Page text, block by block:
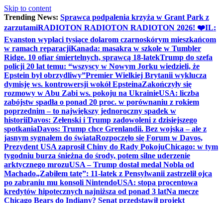
Skip to content
Trending News: Sprawca podpalenia krzyża w Grant Park z
zarzutamiRADIOTON RADIOTON RADIOTON 2026! ❤️IL:
Evanston wypłaci tysiące dolarom czarnoskórym mieszkańcom
w ramach reparacjiKanada: masakra w szkole w Tumbler
Ridge. 10 ofiar śmiertelnych, sprawcą 18-latekTrump do szefa
policji 20 lat temu: “wszyscy w Nowym Jorku wiedzieli, że
Epstein był obrzydliwy”Premier Wielkiej Brytanii wyklucza
dymisję ws. kontrowersji wokół EpsteinaZakończyły się
rozmowy w Abu Zabi ws. pokoju na UkrainieUSA: liczba
zabójstw spadła o ponad 20 proc. w porównaniu z rokiem
poprzednim – to największy jednoroczny spadek w
historiiDavos: Zełenski i Trump zadowoleni z dzisiejszego
spotkaniaDavos: Trump chce Grenlandii. Bez wojska – ale z
jasnym sygnałem do świataRozpoczęło się Forum w Davos,
Prezydent USA zaprosił Chiny do Rady PokojuChicago: w tym
tygodniu burza śnieżna do środy, potem silne uderzenie
arktycznego mrozuUSA – Trump dostał medal Nobla od
Machado„Zabiłem tatę”: 11-latek z Pensylwanii zastrzelił ojca
po zabraniu mu konsoli NintendoUSA: stopa procentowa
kredytów hipotecznych najniższa od ponad 3 latNa mecze
Chicago Bears do Indiany? Senat przedstawił projekt